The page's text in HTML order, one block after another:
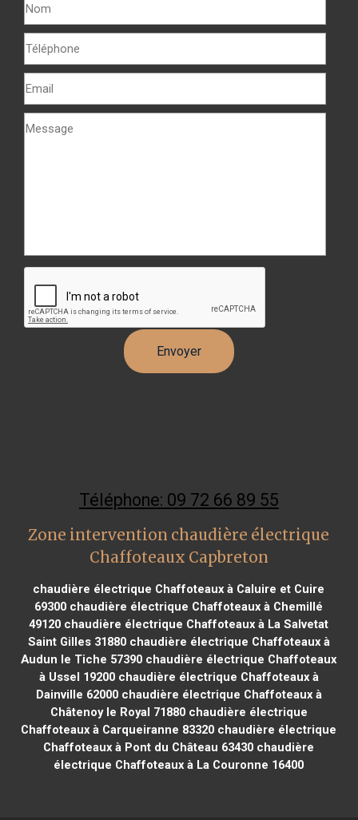
Téléphone: 09 72 66 89 55
Zone intervention chaudière électrique
Chaffoteaux Capbreton
chaudière électrique Chaffoteaux à Caluire et Cuire
69300 chaudière électrique Chaffoteaux à Chemillé
49120 chaudière électrique Chaffoteaux à La Salvetat
Saint Gilles 31880chaudière électrique Chaffoteaux à
Audun le Tiche 57390 chaudière électrique Chaffoteaux
à Ussel 19200chaudière électrique Chaffoteaux à
Dainville 62000chaudière électrique Chaffoteaux à
Châtenoy le Royal 71880chaudière électrique
Chaffoteaux à Carqueiranne 83320 chaudière électrique
Chaffoteaux à Pont du Château 63430 chaudière
électrique Chaffoteaux à La Couronne 16400